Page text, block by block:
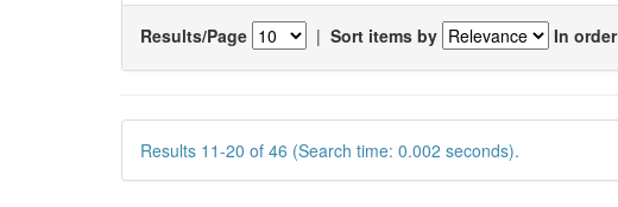
Results/Page | Sort items by In order
Results 11-20 of 46 (Search time: 0.002 seconds).